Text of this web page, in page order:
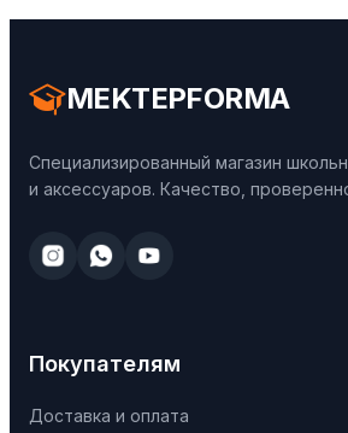
MEKTEPFORMA
Специализированный магазин
и аксессуаров. Качество,
Покупателям
Доставка и оплата